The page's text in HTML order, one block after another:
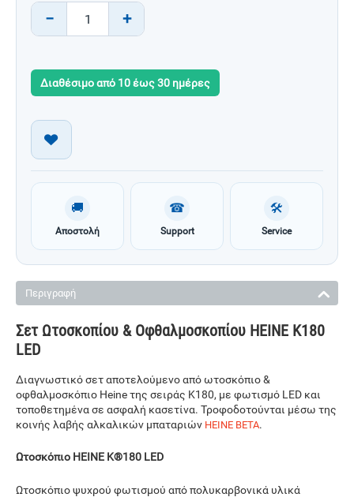
+
−
Διαθέσιμο από 10 έως 30 ημέρες
🚚
Αποστολή
☎
Support
🛠
Service
Περιγραφή
Σετ Ωτοσκοπίου & Οφθαλμοσκοπίου HEINE K180
LED
Διαγνωστικό σετ αποτελούμενο από ωτοσκόπιο &
οφθαλμοσκόπιο Heine της σειράς K180, με φωτισμό LED και
τοποθετημένα σε ασφαλή κασετίνα. Τροφοδοτούνται μέσω της
κοινής λαβής αλκαλικών μπαταριών HEINE BETA.
Ωτοσκόπιο HEINE K®180 LED
Ωτοσκόπιο ψυχρού φωτισμού από πολυκαρβονικά υλικά